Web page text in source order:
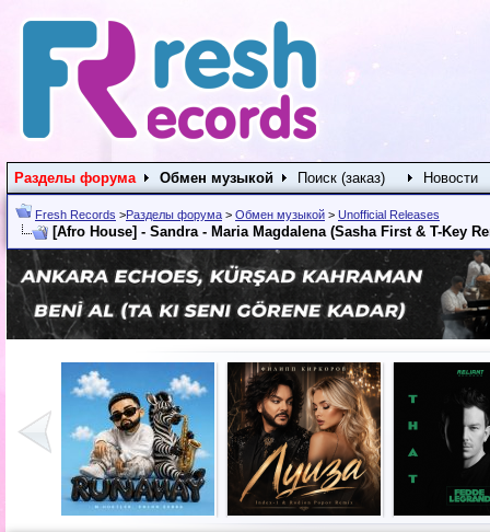
Разделы форума Обмен музыкой Поиск (заказ) Новости
Fresh Records >Разделы форума > Обмен музыкой > Unofficial Releases
[Afro House] - Sandra - Maria Magdalena (Sasha First & T-Key